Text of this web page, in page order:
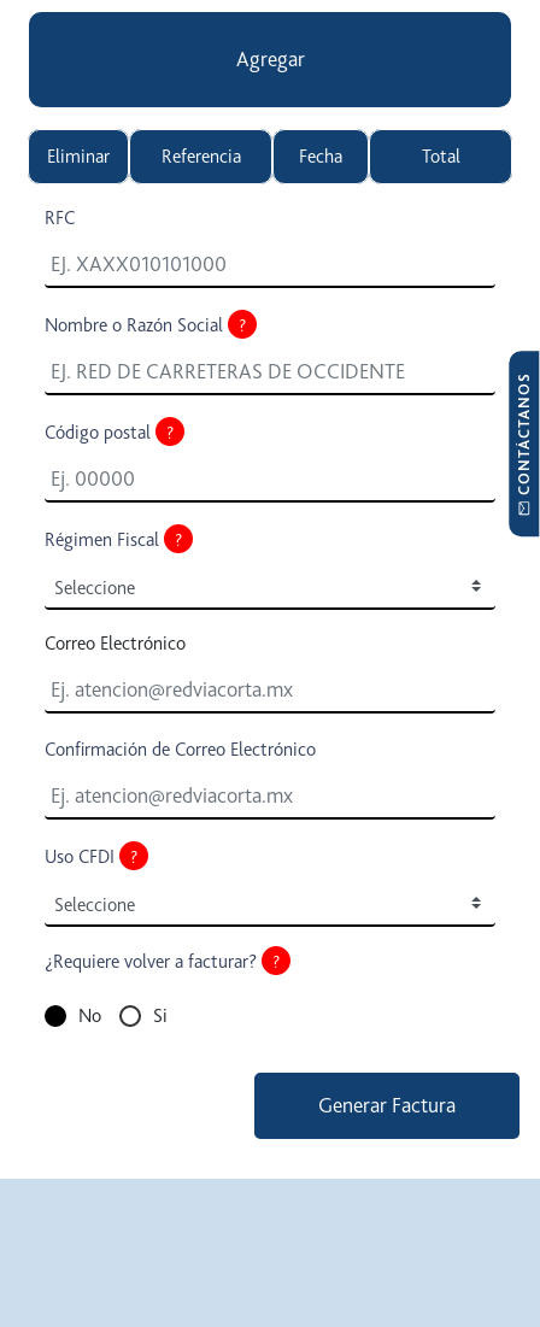
Agregar
Eliminar Referencia Fecha Total
RFC
Nombre o Razón Social ?
Código postal ?
Régimen Fiscal ?
Correo Electrónico
Confirmación de Correo Electrónico
Uso CFDI ?
¿Requiere volver a facturar? ?
No Si
Generar Factura
CONTÁCTANOS